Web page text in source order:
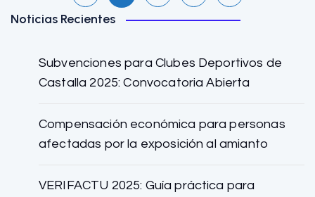
Noticias Recientes
Subvenciones para Clubes Deportivos de
Castalla 2025: Convocatoria Abierta
Compensación económica para personas
afectadas por la exposición al amianto
VERIFACTU 2025: Guía práctica para